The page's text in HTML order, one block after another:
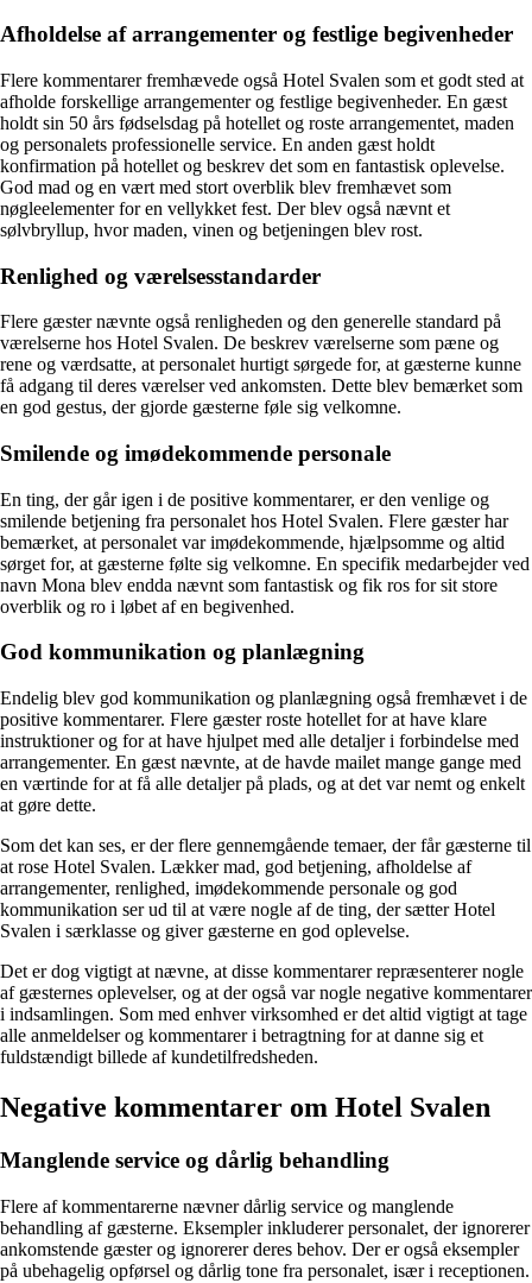
Afholdelse af arrangementer og festlige begivenheder
Flere kommentarer fremhævede også Hotel Svalen som et godt sted at
afholde forskellige arrangementer og festlige begivenheder. En gæst
holdt sin 50 års fødselsdag på hotellet og roste arrangementet, maden
og personalets professionelle service. En anden gæst holdt
konfirmation på hotellet og beskrev det som en fantastisk oplevelse.
God mad og en vært med stort overblik blev fremhævet som
nøgleelementer for en vellykket fest. Der blev også nævnt et
sølvbryllup, hvor maden, vinen og betjeningen blev rost.
Renlighed og værelsesstandarder
Flere gæster nævnte også renligheden og den generelle standard på
værelserne hos Hotel Svalen. De beskrev værelserne som pæne og
rene og værdsatte, at personalet hurtigt sørgede for, at gæsterne kunne
få adgang til deres værelser ved ankomsten. Dette blev bemærket som
en god gestus, der gjorde gæsterne føle sig velkomne.
Smilende og imødekommende personale
En ting, der går igen i de positive kommentarer, er den venlige og
smilende betjening fra personalet hos Hotel Svalen. Flere gæster har
bemærket, at personalet var imødekommende, hjælpsomme og altid
sørget for, at gæsterne følte sig velkomne. En specifik medarbejder ved
navn Mona blev endda nævnt som fantastisk og fik ros for sit store
overblik og ro i løbet af en begivenhed.
God kommunikation og planlægning
Endelig blev god kommunikation og planlægning også fremhævet i de
positive kommentarer. Flere gæster roste hotellet for at have klare
instruktioner og for at have hjulpet med alle detaljer i forbindelse med
arrangementer. En gæst nævnte, at de havde mailet mange gange med
en værtinde for at få alle detaljer på plads, og at det var nemt og enkelt
at gøre dette.
Som det kan ses, er der flere gennemgående temaer, der får gæsterne til
at rose Hotel Svalen. Lækker mad, god betjening, afholdelse af
arrangementer, renlighed, imødekommende personale og god
kommunikation ser ud til at være nogle af de ting, der sætter Hotel
Svalen i særklasse og giver gæsterne en god oplevelse.
Det er dog vigtigt at nævne, at disse kommentarer repræsenterer nogle
af gæsternes oplevelser, og at der også var nogle negative kommentarer
i indsamlingen. Som med enhver virksomhed er det altid vigtigt at tage
alle anmeldelser og kommentarer i betragtning for at danne sig et
fuldstændigt billede af kundetilfredsheden.
Negative kommentarer om Hotel Svalen
Manglende service og dårlig behandling
Flere af kommentarerne nævner dårlig service og manglende
behandling af gæsterne. Eksempler inkluderer personalet, der ignorerer
ankomstende gæster og ignorerer deres behov. Der er også eksempler
på ubehagelig opførsel og dårlig tone fra personalet, især i receptionen.